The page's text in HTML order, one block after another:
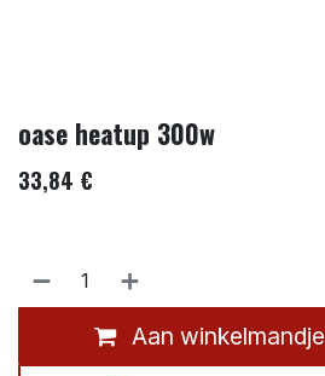
oase heatup 300w
33,84 €
Aan